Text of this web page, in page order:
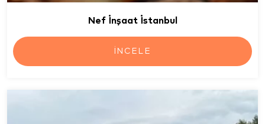
Nef İnşaat İstanbul
İNCELE